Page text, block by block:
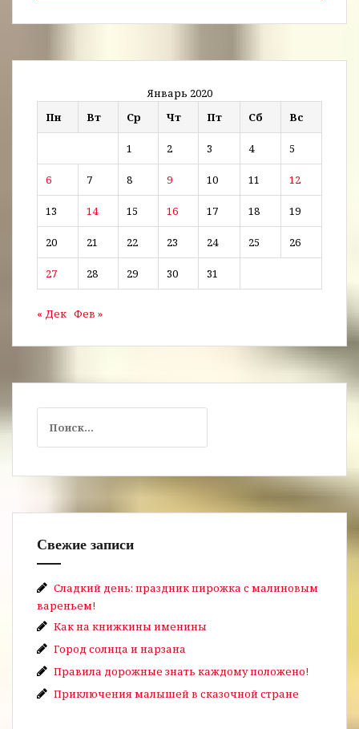
Январь 2020
Пн
Вт Ср Чт Пт Сб Вс
1 2 3 4 5
6 7 8 9 10 11 12
13 14 15 16 17 18 19
20 21 22 23 24 25 26
27 28 29 30 31
« Дек Фев »
Свежие записи
Сладкий день: праздник пирожка с малиновым
вареньем!
Как на книжкины именины
Город солнца и нарзана
Правила дорожные знать каждому положено!
Приключения малышей в сказочной стране